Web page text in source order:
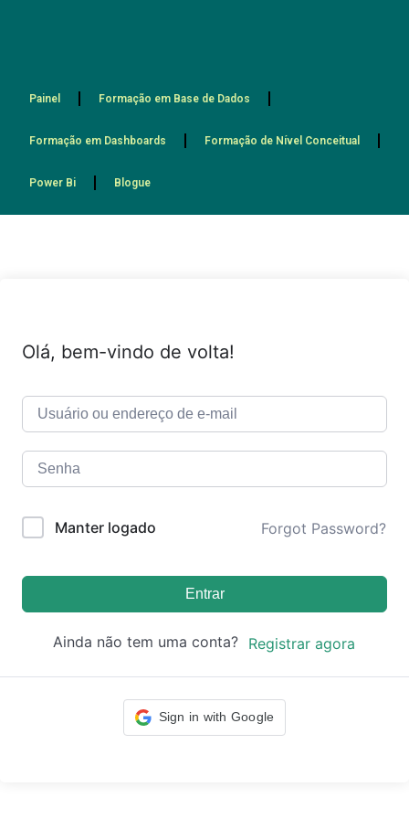
Painel Formação em Base de Dados
Formação em Dashboards Formação de Nível Conceitual
Power Bi Blogue
Olá, bem-vindo de volta!
Manter logado Forgot Password?
Entrar
Ainda não tem uma conta? Registrar agora
Sign in with Google